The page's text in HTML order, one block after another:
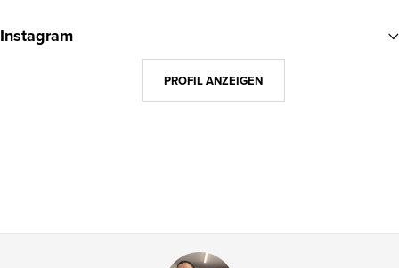
uInstagram
PROFIL ANZEIGEN